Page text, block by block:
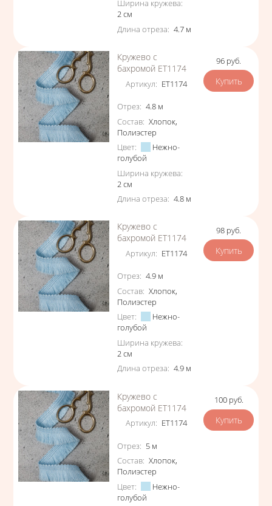
Ширина кружева:
2см
Длина отреза: 4.7 м
Кружево с
бахромой ЕТ1174
Артикул: ЕТ1174
Характеристики
Отрез: 4.8 м
Состав: Хлопок,
Полиэстер
Цвет:
Нежно-
голубой
Ширина кружева:
2 см
Длина отреза: 4.8 м
Цена
96 руб.
Кружево с
бахромой ЕТ1174
Артикул: ЕТ1174
Характеристики
Отрез: 4.9 м
Состав: Хлопок,
Полиэстер
Цвет:
Нежно-
голубой
Ширина кружева:
2см
Длина отреза: 4.9 м
Цена
98 руб.
Кружево с
бахромой ЕТ1174
Артикул: ЕТ1174
Характеристики
Отрез: 5 м
Состав: Хлопок,
Полиэстер
Цвет:
Нежно-
голубой
Цена
100 руб.